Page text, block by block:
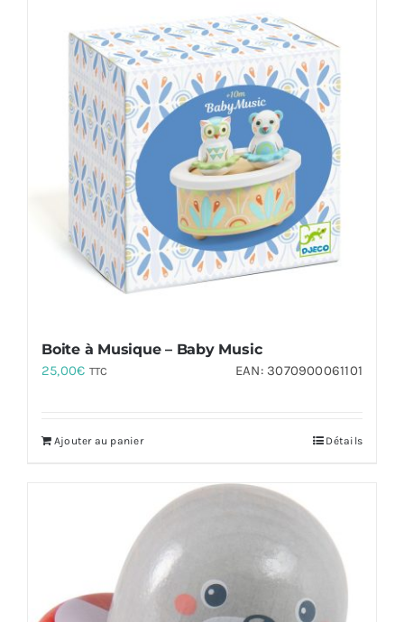
Boite à Musique – Baby Music
25,00€ TTC EAN:3070900061101
Ajouter au panier Détails